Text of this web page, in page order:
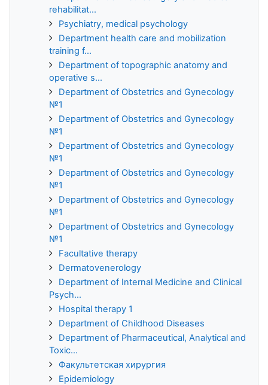
rehabilitat...
Psychiatry, medical psychology
Department health care and mobilization
training f...
Department of topographic anatomy and
operative s...
Department of Obstetrics and Gynecology
№1
Department of Obstetrics and Gynecology
№1
Department of Obstetrics and Gynecology
№1
Department of Obstetrics and Gynecology
№1
Department of Obstetrics and Gynecology
№1
Department of Obstetrics and Gynecology
№1
Facultative therapy
Dermatovenerology
Department of Internal Medicine and Clinical
Psych...
Hospital therapy 1
Department of Childhood Diseases
Department of Pharmaceutical, Analytical and
Toxic...
Факультетская хирургия
Epidemiology